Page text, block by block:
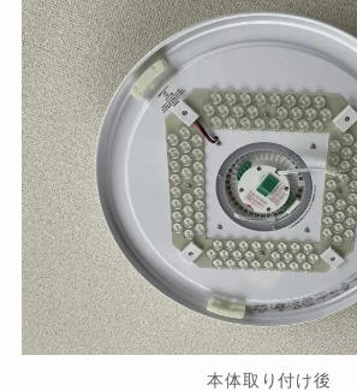
本体取り付け後